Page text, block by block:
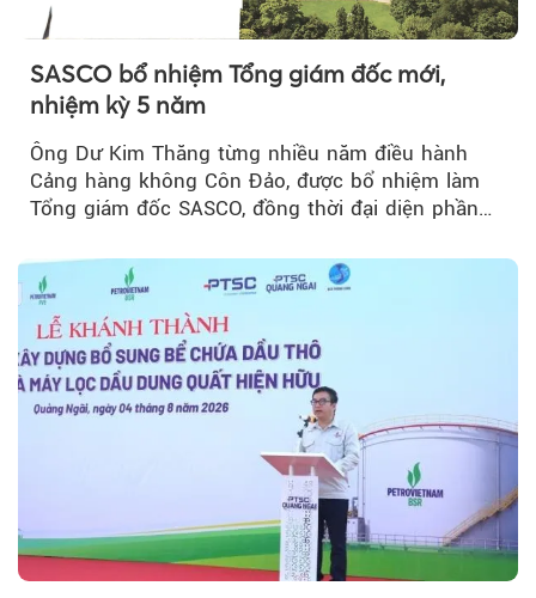
SASCO bổ nhiệm Tổng giám đốc mới,
nhiệm kỳ 5 năm
Ông Dư Kim Thăng từng nhiều năm điều hành
Cảng hàng không Côn Đảo, được bổ nhiệm làm
Tổng giám đốc SASCO, đồng thời đại diện phần